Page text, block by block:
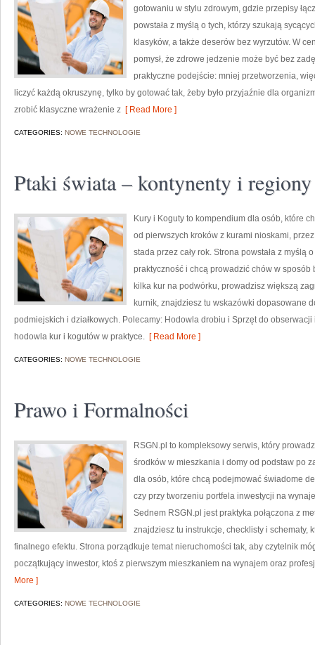
gotowaniu w stylu zdrowym, gdzie przepisy
powstała z myślą o tych, którzy szukają
klasyków, a także deserów bez wyrzutów. W
pomysł, że zdrowe jedzenie może być bez
praktyczne podejście: mniej przetworzenia,
liczyć każdą okruszynę, tylko by gotować tak, żeby było przyjaźnie dla
zrobić klasyczne wrażenie z [ Read More ]
CATEGORIES: NOWE TECHNOLOGIE
Ptaki świata – kontynenty i regiony
Kury i Koguty to kompendium dla osób, które
od pierwszych kroków z kurami nioskami,
stada przez cały rok. Strona powstała z myślą
praktyczność i chcą prowadzić chów w
kilka kur na podwórku, prowadzisz większą
kurnik, znajdziesz tu wskazówki dopasowane
podmiejskich i działkowych. Polecamy: Hodowla drobiu i Sprzęt do
hodowla kur i kogutów w praktyce. [ Read More ]
CATEGORIES: NOWE TECHNOLOGIE
Prawo i Formalności
RSGN.pl to kompleksowy serwis, który
środków w mieszkania i domy od podstaw po
dla osób, które chcą podejmować świadome
czy przy tworzeniu portfela inwestycji na
Sednem RSGN.pl jest praktyka połączona z
znajdziesz tu instrukcje, checklisty i schematy,
finalnego efektu. Strona porządkuje temat nieruchomości tak, aby czytelnik
początkujący inwestor, ktoś z pierwszym mieszkaniem na wynajem oraz
More ]
CATEGORIES: NOWE TECHNOLOGIE